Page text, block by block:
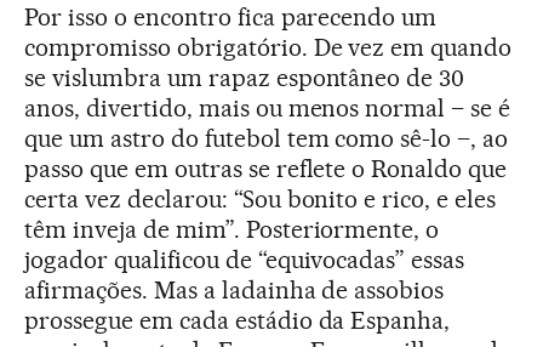
Por isso o encontro fica parecendo um
compromisso obrigatório. De vez em quando
se vislumbra um rapaz espontâneo de 30
anos, divertido, mais ou menos normal – se é
que um astro do futebol tem como sê-lo –, ao
passo que em outras se reflete o Ronaldo que
certa vez declarou: “Sou bonito e rico, e eles
têm inveja de mim”. Posteriormente, o
jogador qualificou de “equivocadas” essas
afirmações. Mas a ladainha de assobios
prossegue em cada estádio da Espanha,